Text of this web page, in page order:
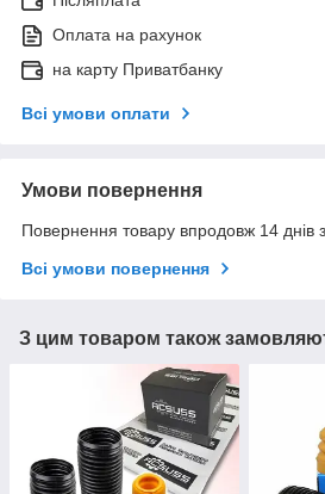
Оплата на рахунок
на карту Приватбанку
Всі умови оплати
Умови повернення
Повернення товару впродовж 14 днів
Всі умови повернення
З цим товаром також